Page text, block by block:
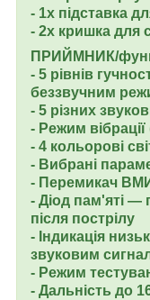
- 1x підставка
- 2x кришка для
ПРИЙМНИК/
- 5 рівнів
беззвучним
- 5 різних
- Режим
- 4 кольорові
- Вибрані
- Перемикач
- Діод пам'яті —
після пострілу
- Індикація
звуковим
- Режим
- Дальність до